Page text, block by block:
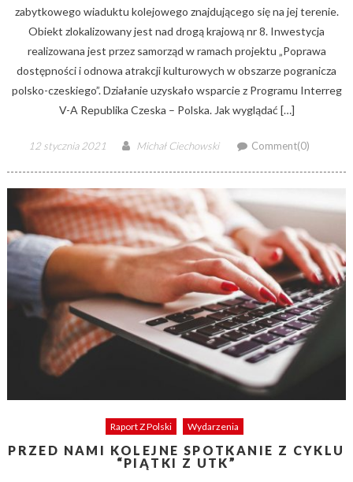
zabytkowego wiaduktu kolejowego znajdującego się na jej terenie.
Obiekt zlokalizowany jest nad drogą krajową nr 8. Inwestycja
realizowana jest przez samorząd w ramach projektu „Poprawa
dostępności i odnowa atrakcji kulturowych w obszarze pogranicza
polsko-czeskiego”. Działanie uzyskało wsparcie z Programu Interreg
V-A Republika Czeska – Polska. Jak wyglądać […]
Posted
12 stycznia 2021 Author
Michał Ciechowski Comment(0)
Raport Z Polski Wydarzenia
PRZED NAMI KOLEJNE SPOTKANIE Z CYKLU
“PIĄTKI Z UTK”